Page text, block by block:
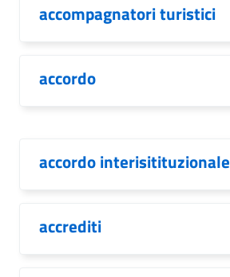
accompagnatori turistici
accordo
accordo interisitituzionale
accrediti